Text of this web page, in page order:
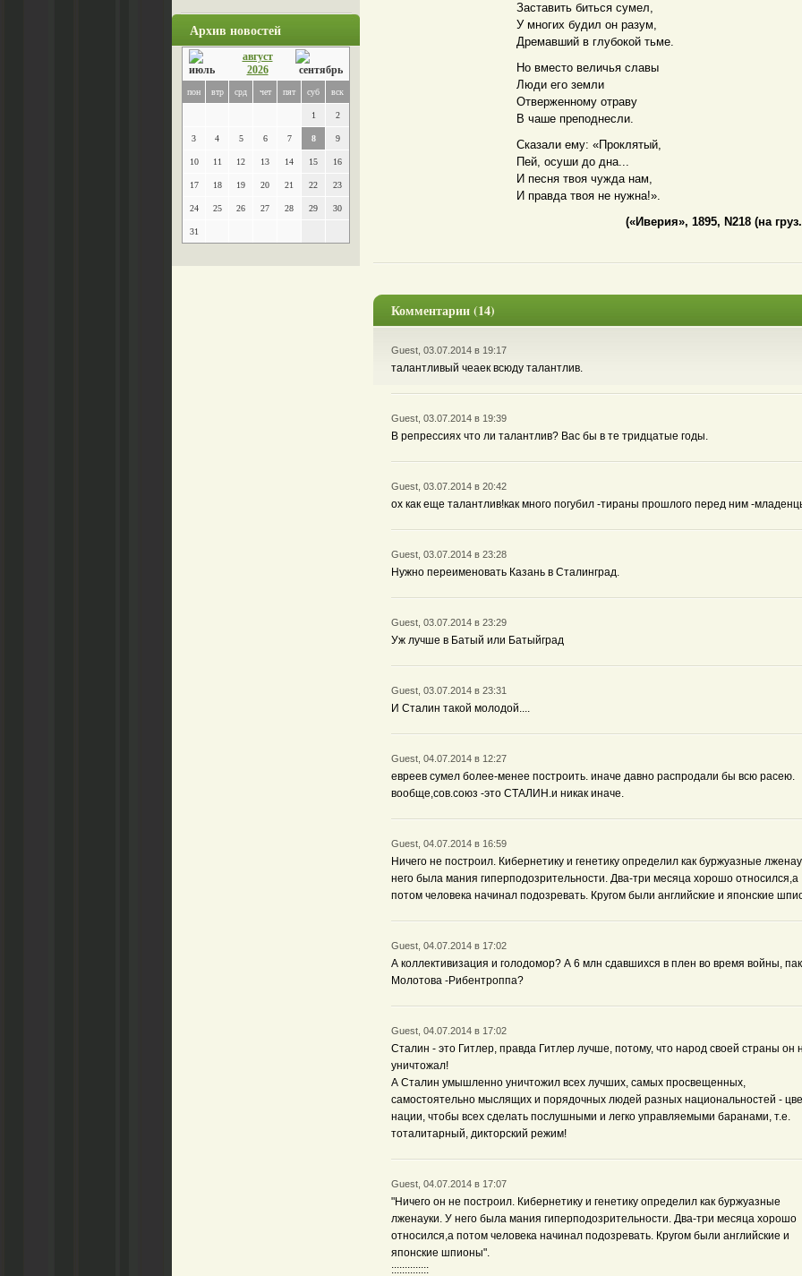
Архив новостей
август
2026
пон втр срд чет пят суб вск
1 2
3 4 5 6 7 8 9
10 11 12 13 14 15 16
17 18 19 20 21 22 23
24 25 26 27 28 29 30
31
Заставить биться сумел,
У многих будил он разум,
Дремавший в глубокой тьме.
Но вместо величья славы
Люди его земли
Отверженному отраву
В чаше преподнесли.
Сказали ему: «Проклятый,
Пей, осуши до дна...
И песня твоя чужда нам,
И правда твоя не нужна!».
(«Иверия», 1895, N218 (на
Комментарии (14)
Guest, 03.07.2014 в 19:17
талантливый чеаек всюду талантлив.
Guest, 03.07.2014 в 19:39
В репрессиях что ли талантлив? Вас бы в те тридцатые годы.
Guest, 03.07.2014 в 20:42
ох как еще талантлив!как много погубил -тираны прошлого перед ним -
Guest, 03.07.2014 в 23:28
Нужно переименовать Казань в Сталинград.
Guest, 03.07.2014 в 23:29
Уж лучше в Батый или Батыйград
Guest, 03.07.2014 в 23:31
И Сталин такой молодой....
Guest, 04.07.2014 в 12:27
евреев сумел более-менее построить. иначе давно распродали бы всю расею.
вообще,сов.союз -это СТАЛИН.и никак иначе.
Guest, 04.07.2014 в 16:59
Ничего не построил. Кибернетику и генетику определил как буржуазные
него была мания гиперподозрительности. Два-три месяца хорошо относился,а
потом человека начинал подозревать. Кругом были английские и японские
Guest, 04.07.2014 в 17:02
А коллективизация и голодомор? А 6 млн сдавшихся в плен во время войны,
Молотова -Рибентроппа?
Guest, 04.07.2014 в 17:02
Сталин - это Гитлер, правда Гитлер лучше, потому, что народ своей страны он
уничтожал!
А Сталин умышленно уничтожил всех лучших, самых просвещенных,
самостоятельно мыслящих и порядочных людей разных национальностей -
нации, чтобы всех сделать послушными и легко управляемыми баранами, т.е.
тоталитарный, дикторский режим!
Guest, 04.07.2014 в 17:07
"Ничего он не построил. Кибернетику и генетику определил как буржуазные
лженауки. У него была мания гиперподозрительности. Два-три месяца хорошо
относился,а потом человека начинал подозревать. Кругом были английские и
японские шпионы".
::::::::::::::